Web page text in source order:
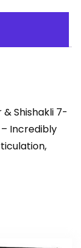
Shishakli 7-
Incredibly